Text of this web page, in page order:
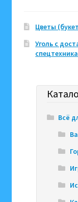
Цветы
Уголь с
спецтехника
Всё